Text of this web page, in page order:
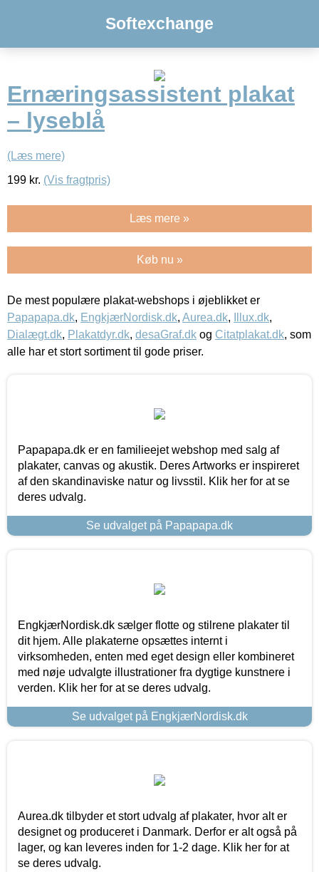
Softexchange
Ernæringsassistent plakat
– lyseblå
(Læs mere)
199 kr. (Vis fragtpris)
Læs mere »
Køb nu »
De mest populære plakat-webshops i øjeblikket er
Papapapa.dk, EngkjærNordisk.dk, Aurea.dk, Illux.dk,
Dialægt.dk, Plakatdyr.dk, desaGraf.dk og Citatplakat.dk, som
alle har et stort sortiment til gode priser.
Papapapa.dk er en familieejet webshop med salg af
plakater, canvas og akustik. Deres Artworks er inspireret
af den skandinaviske natur og livsstil. Klik her for at se
deres udvalg.
Se udvalget på Papapapa.dk
EngkjærNordisk.dk sælger flotte og stilrene plakater til
dit hjem. Alle plakaterne opsættes internt i
virksomheden, enten med eget design eller kombineret
med nøje udvalgte illustrationer fra dygtige kunstnere i
verden. Klik her for at se deres udvalg.
Se udvalget på EngkjærNordisk.dk
Aurea.dk tilbyder et stort udvalg af plakater, hvor alt er
designet og produceret i Danmark. Derfor er alt også på
lager, og kan leveres inden for 1-2 dage. Klik her for at
se deres udvalg.